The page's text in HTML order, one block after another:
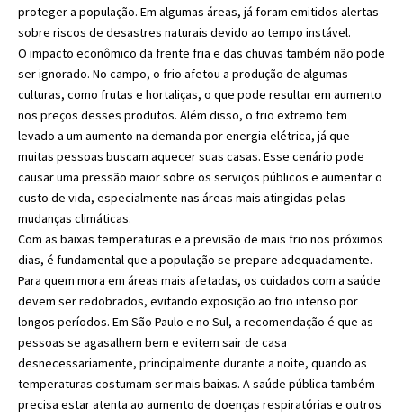
proteger a população. Em algumas áreas, já foram emitidos alertas
sobre riscos de desastres naturais devido ao tempo instável.
O impacto econômico da frente fria e das chuvas também não pode
ser ignorado. No campo, o frio afetou a produção de algumas
culturas, como frutas e hortaliças, o que pode resultar em aumento
nos preços desses produtos. Além disso, o frio extremo tem
levado a um aumento na demanda por energia elétrica, já que
muitas pessoas buscam aquecer suas casas. Esse cenário pode
causar uma pressão maior sobre os serviços públicos e aumentar o
custo de vida, especialmente nas áreas mais atingidas pelas
mudanças climáticas.
Com as baixas temperaturas e a previsão de mais frio nos próximos
dias, é fundamental que a população se prepare adequadamente.
Para quem mora em áreas mais afetadas, os cuidados com a saúde
devem ser redobrados, evitando exposição ao frio intenso por
longos períodos. Em São Paulo e no Sul, a recomendação é que as
pessoas se agasalhem bem e evitem sair de casa
desnecessariamente, principalmente durante a noite, quando as
temperaturas costumam ser mais baixas. A saúde pública também
precisa estar atenta ao aumento de doenças respiratórias e outros